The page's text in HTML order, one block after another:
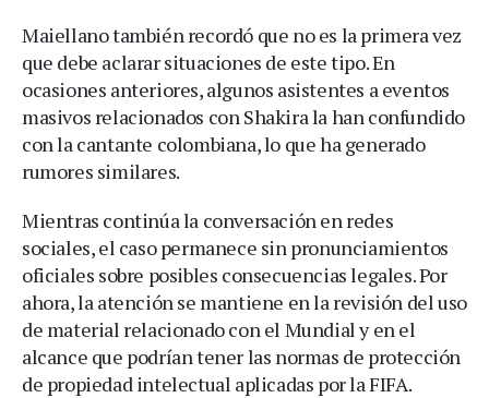
Maiellano también recordó que no es la primera vez
que debe aclarar situaciones de este tipo. En
ocasiones anteriores, algunos asistentes a eventos
masivos relacionados con Shakira la han confundido
con la cantante colombiana, lo que ha generado
rumores similares.
Mientras continúa la conversación en redes
sociales, el caso permanece sin pronunciamientos
oficiales sobre posibles consecuencias legales. Por
ahora, la atención se mantiene en la revisión del uso
de material relacionado con el Mundial y en el
alcance que podrían tener las normas de protección
de propiedad intelectual aplicadas por la FIFA.